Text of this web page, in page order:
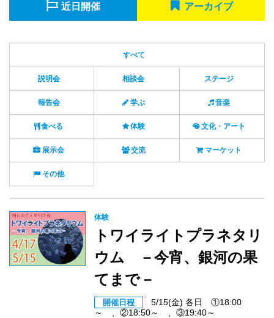
近日開催 アーカイブ
すべて
説明会 相談会 ステージ
報告会 学ぶ 音楽
食べる 体験 文化・アート
展示会 交流 マーケット
その他
体験
トワイライトプラネタリ
ウム －今宵、銀河の果
てまで－
開催日程
5/15(金) 各日 ①18:00
～ 、②18:50～ 、③19:40～